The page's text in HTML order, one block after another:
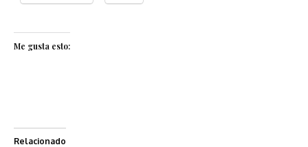
Me gusta esto:
Relacionado